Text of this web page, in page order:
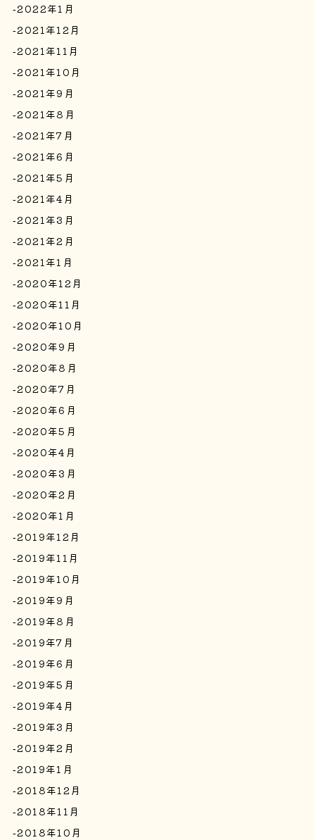
2022年1月
2021年12月
2021年11月
2021年10月
2021年9月
2021年8月
2021年7月
2021年6月
2021年5月
2021年4月
2021年3月
2021年2月
2021年1月
2020年12月
2020年11月
2020年10月
2020年9月
2020年8月
2020年7月
2020年6月
2020年5月
2020年4月
2020年3月
2020年2月
2020年1月
2019年12月
2019年11月
2019年10月
2019年9月
2019年8月
2019年7月
2019年6月
2019年5月
2019年4月
2019年3月
2019年2月
2019年1月
2018年12月
2018年11月
2018年10月